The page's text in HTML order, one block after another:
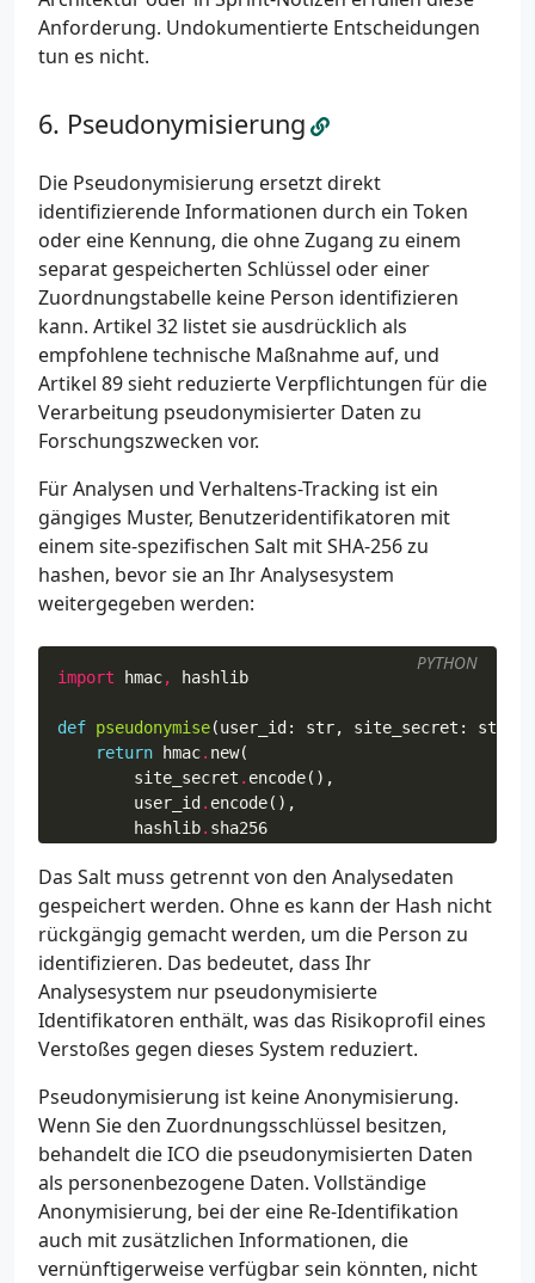
Anforderung. Undokumentierte Entscheidungen
tun es nicht.
Pseudonymisierung
Die Pseudonymisierung ersetzt direkt
identifizierende Informationen durch ein Token
oder eine Kennung, die ohne Zugang zu einem
separat gespeicherten Schlüssel oder einer
Zuordnungstabelle keine Person identifizieren
kann. Artikel 32 listet sie ausdrücklich als
empfohlene technische Maßnahme auf, und
Artikel 89 sieht reduzierte Verpflichtungen für die
Verarbeitung pseudonymisierter Daten zu
Forschungszwecken vor.
Für Analysen und Verhaltens-Tracking ist ein
gängiges Muster, Benutzeridentifikatoren mit
einem site-spezifischen Salt mit SHA-256 zu
hashen, bevor sie an Ihr Analysesystem
weitergegeben werden:
import hmac, hashlib
def pseudonymise(user_id : str, site_secret : str
return
hmac. new(
site_secret . encode(),
user_id . encode(),
hashlib. sha256
PYTHON
Das Salt muss getrennt von den Analysedaten
gespeichert werden. Ohne es kann der Hash nicht
rückgängig gemacht werden, um die Person zu
identifizieren. Das bedeutet, dass Ihr
Analysesystem nur pseudonymisierte
Identifikatoren enthält, was das Risikoprofil eines
Verstoßes gegen dieses System reduziert.
Pseudonymisierung ist keine Anonymisierung.
Wenn Sie den Zuordnungsschlüssel besitzen,
behandelt die ICO die pseudonymisierten Daten
als personenbezogene Daten. Vollständige
Anonymisierung, bei der eine Re-Identifikation
auch mit zusätzlichen Informationen, die
vernünftigerweise verfügbar sein könnten, nicht